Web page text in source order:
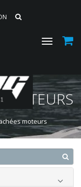
Toggle
MOTEURS
moteurs